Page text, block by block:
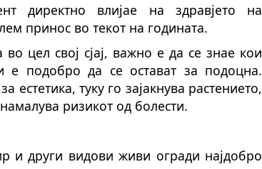
директно влијае на здравјето на
принос во текот на годината.
цел свој сјај, важно е да се знае кои
е подобро да се остават за подоцна.
туку го зајакнува растението,
ризикот од болести.
и други видови живи огради најдобро